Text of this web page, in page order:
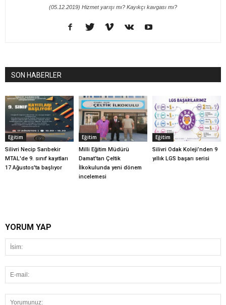
(05.12.2019) Hizmet yarışı mı? Kayıkçı kavgası mı?
SON HABERLER
Eğitim
Silivri Necip Sarıbekir
MTAL'de 9. sınıf kayıtları
17 Ağustos'ta başlıyor
Eğitim
Milli Eğitim Müdürü
Damat’tan Çeltik
İlkokulunda yeni dönem
incelemesi
Eğitim
Silivri Odak Koleji’nden 9
yıllık LGS başarı serisi
YORUM YAP